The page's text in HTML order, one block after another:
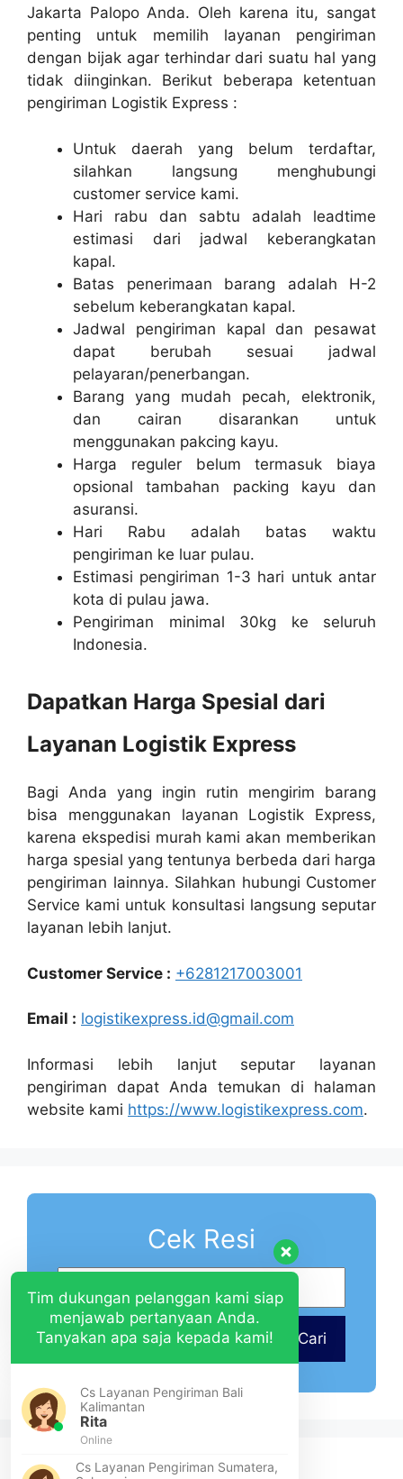
Jakarta Palopo Anda. Oleh karena itu, sangat
penting untuk memilih layanan pengiriman
dengan bijak agar terhindar dari suatu hal yang
tidak diinginkan. Berikut beberapa ketentuan
pengiriman Logistik Express :
Untuk daerah yang belum terdaftar,
silahkan langsung menghubungi
customer service kami.
Hari rabu dan sabtu adalah leadtime
estimasi dari jadwal keberangkatan
kapal.
Batas penerimaan barang adalah H-2
sebelum keberangkatan kapal.
Jadwal pengiriman kapal dan pesawat
dapat berubah sesuai jadwal
pelayaran/penerbangan.
Barang yang mudah pecah, elektronik,
dan cairan disarankan untuk
menggunakan pakcing kayu.
Harga reguler belum termasuk biaya
opsional tambahan packing kayu dan
asuransi.
Hari Rabu adalah batas waktu
pengiriman ke luar pulau.
Estimasi pengiriman 1-3 hari untuk antar
kota di pulau jawa.
Pengiriman minimal 30kg ke seluruh
Indonesia.
Dapatkan Harga Spesial dari
Layanan Logistik Express
Bagi Anda yang ingin rutin mengirim barang
bisa menggunakan layanan Logistik Express,
karena ekspedisi murah kami akan memberikan
harga spesial yang tentunya berbeda dari harga
pengiriman lainnya. Silahkan hubungi Customer
Service kami untuk konsultasi langsung seputar
layanan lebih lanjut.
Customer Service : +6281217003001
Email : logistikexpress.id@gmail.com
Informasi lebih lanjut seputar layanan
pengiriman dapat Anda temukan di halaman
website kami https://www.logistikexpress.com.
Cek Resi
Cari
Tim dukungan pelanggan kami siap
menjawab pertanyaan Anda.
Tanyakan apa saja kepada kami!
Cs Layanan Pengiriman Bali
Kalimantan
Rita
Online
Cs Layanan Pengiriman Sumatera,